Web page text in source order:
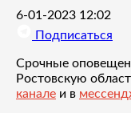
6-01-2023 12:02
Подписаться
Срочные
Ростовскую
канале и в